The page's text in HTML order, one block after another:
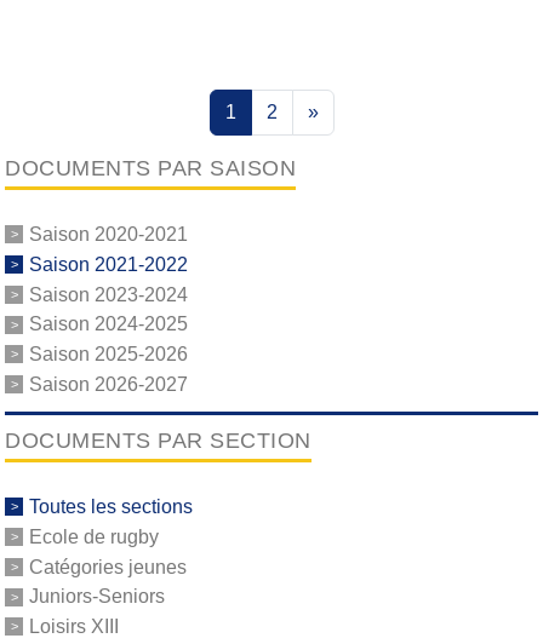
1 2 »
DOCUMENTS PAR SAISON
Saison 2020-2021
Saison 2021-2022
Saison 2023-2024
Saison 2024-2025
Saison 2025-2026
Saison 2026-2027
DOCUMENTS PAR SECTION
Toutes les sections
Ecole de rugby
Catégories jeunes
Juniors-Seniors
Loisirs XIII